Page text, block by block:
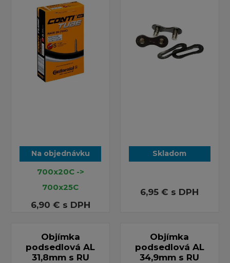
Na objednávku
700x20C ->
700x25C
6,90 € s DPH
Skladom
6,95 € s DPH
Objímka
podsedlová AL
31,8mm s RU
Objímka
podsedlová AL
34,9mm s RU